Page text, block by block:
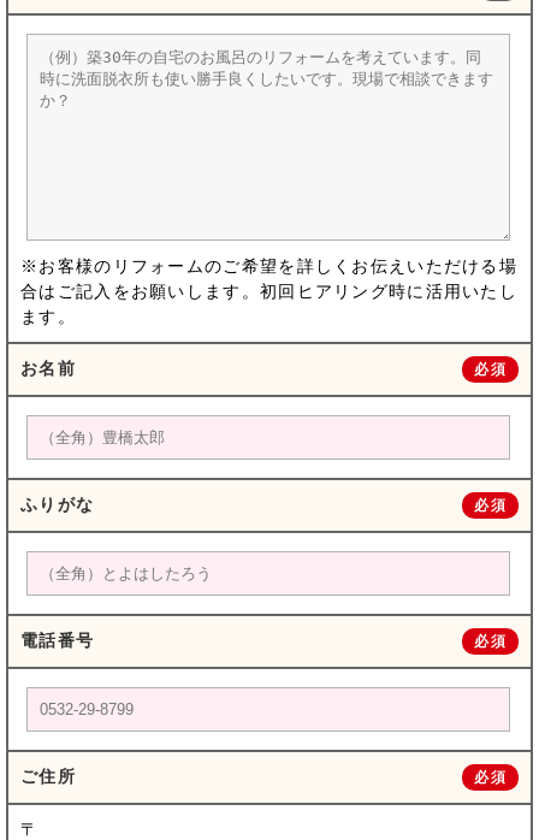
※お客様のリフォームのご希望を詳しくお伝えいただける場
合はご記入をお願いします。初回ヒアリング時に活用いたし
ます。
お名前 必須
ふりがな 必須
電話番号 必須
ご住所 必須
〒